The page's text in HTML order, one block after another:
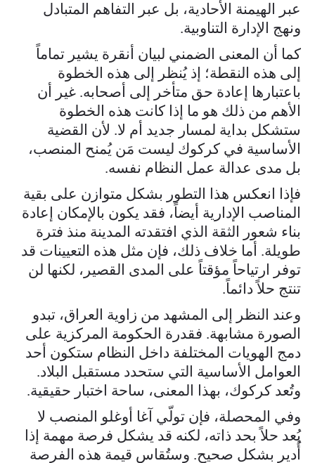
عبر الهيمنة الأحادية، بل عبر التفاهم المتبادل
ونهج الإدارة التناوبية.
كما أن المعنى الضمني لبيان أنقرة يشير تماماً
إلى هذه النقطة؛ إذ يُنظر إلى هذه الخطوة
باعتبارها إعادة حق متأخر إلى أصحابه. غير أن
الأهم من ذلك هو ما إذا كانت هذه الخطوة
ستشكل بداية لمسار جديد أم لا. لأن القضية
الأساسية في كركوك ليست مَن يُمنح المنصب،
بل مدى عدالة عمل النظام نفسه.
فإذا انعكس هذا التطور بشكل متوازن على بقية
المناصب الإدارية أيضاً، فقد يكون بالإمكان إعادة
بناء شعور الثقة الذي افتقدته المدينة منذ فترة
طويلة. أما خلاف ذلك، فإن مثل هذه التعيينات قد
توفر ارتياحاً مؤقتاً على المدى القصير، لكنها لن
تنتج حلاً دائماً.
وعند النظر إلى المشهد من زاوية العراق، تبدو
الصورة مشابهة. فقدرة الحكومة المركزية على
دمج الهويات المختلفة داخل النظام ستكون أحد
العوامل الأساسية التي ستحدد مستقبل البلاد.
وتُعد كركوك، بهذا المعنى، ساحة اختبار حقيقية.
وفي المحصلة، فإن تولّي آغا أوغلو المنصب لا
يُعد حلاً بحد ذاته، لكنه قد يشكل فرصة مهمة إذا
أُدير بشكل صحيح. وستُقاس قيمة هذه الفرصة